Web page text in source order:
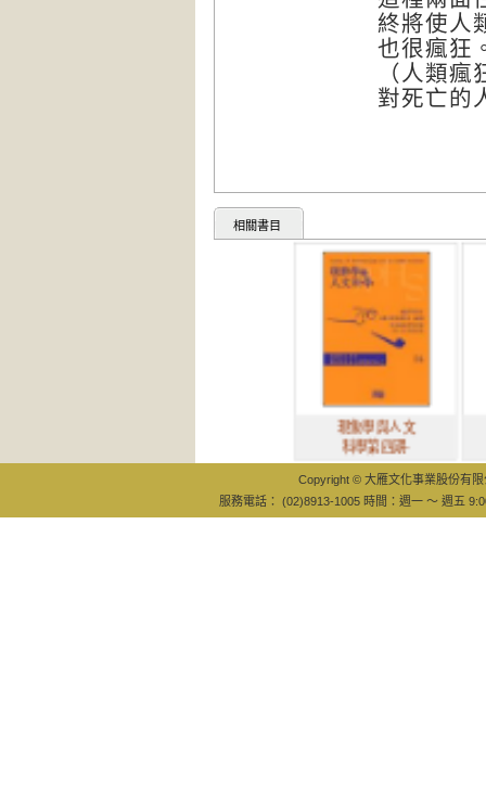
終將使人
也很瘋狂
（人類
對死亡的
相關書目
現象學與人文
科學第四期-
Copyright © 大雁文化事業股份有
服務電話： (02)8913-1005 時間：週一 ～ 週五